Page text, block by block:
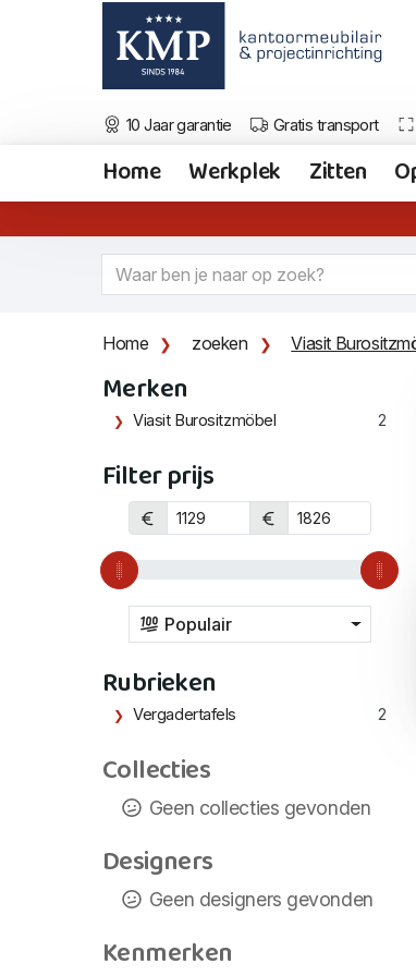
10 Jaar garantie Gratis transport
Home Werkplek Zitten
Home zoeken Viasit
Merken
Viasit Burositzmöbel 2
Filter prijs
Populair
Rubrieken
Vergadertafels 2
Collecties
Geen collecties gevonden
Designers
Geen designers gevonden
Kenmerken